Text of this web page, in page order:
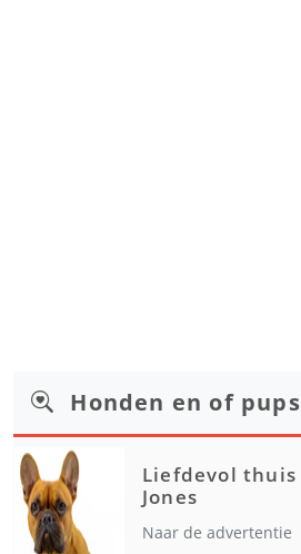
Honden en of
Liefdevol thuis
Jones
Naar de advertentie